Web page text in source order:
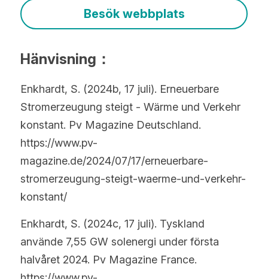
Besök webbplats
Hänvisning：
Enkhardt, S. (2024b, 17 juli). Erneuerbare
Stromerzeugung steigt - Wärme und Verkehr
konstant. Pv Magazine Deutschland.
https://www.pv-
magazine.de/2024/07/17/erneuerbare-
stromerzeugung-steigt-waerme-und-verkehr-
konstant/
Enkhardt, S. (2024c, 17 juli). Tyskland
använde 7,55 GW solenergi under första
halvåret 2024. Pv Magazine France.